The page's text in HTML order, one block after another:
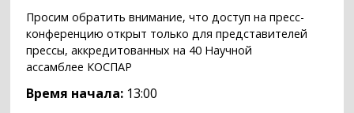
Просим обратить внимание, что доступ на пресс-
конференцию открыт только для представителей
прессы, аккредитованных на 40 Научной
ассамблее КОСПАР
Время начала: 13:00